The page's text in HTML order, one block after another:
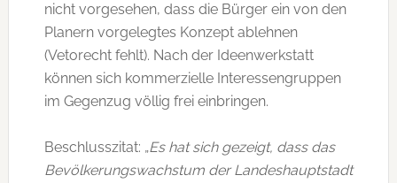
nicht vorgesehen, dass die Bürger ein von den
Planern vorgelegtes Konzept ablehnen
(Vetorecht fehlt). Nach der Ideenwerkstatt
können sich kommerzielle Interessengruppen
im Gegenzug völlig frei einbringen.
Beschlusszitat: „Es hat sich gezeigt, dass das
Bevölkerungswachstum der Landeshauptstadt